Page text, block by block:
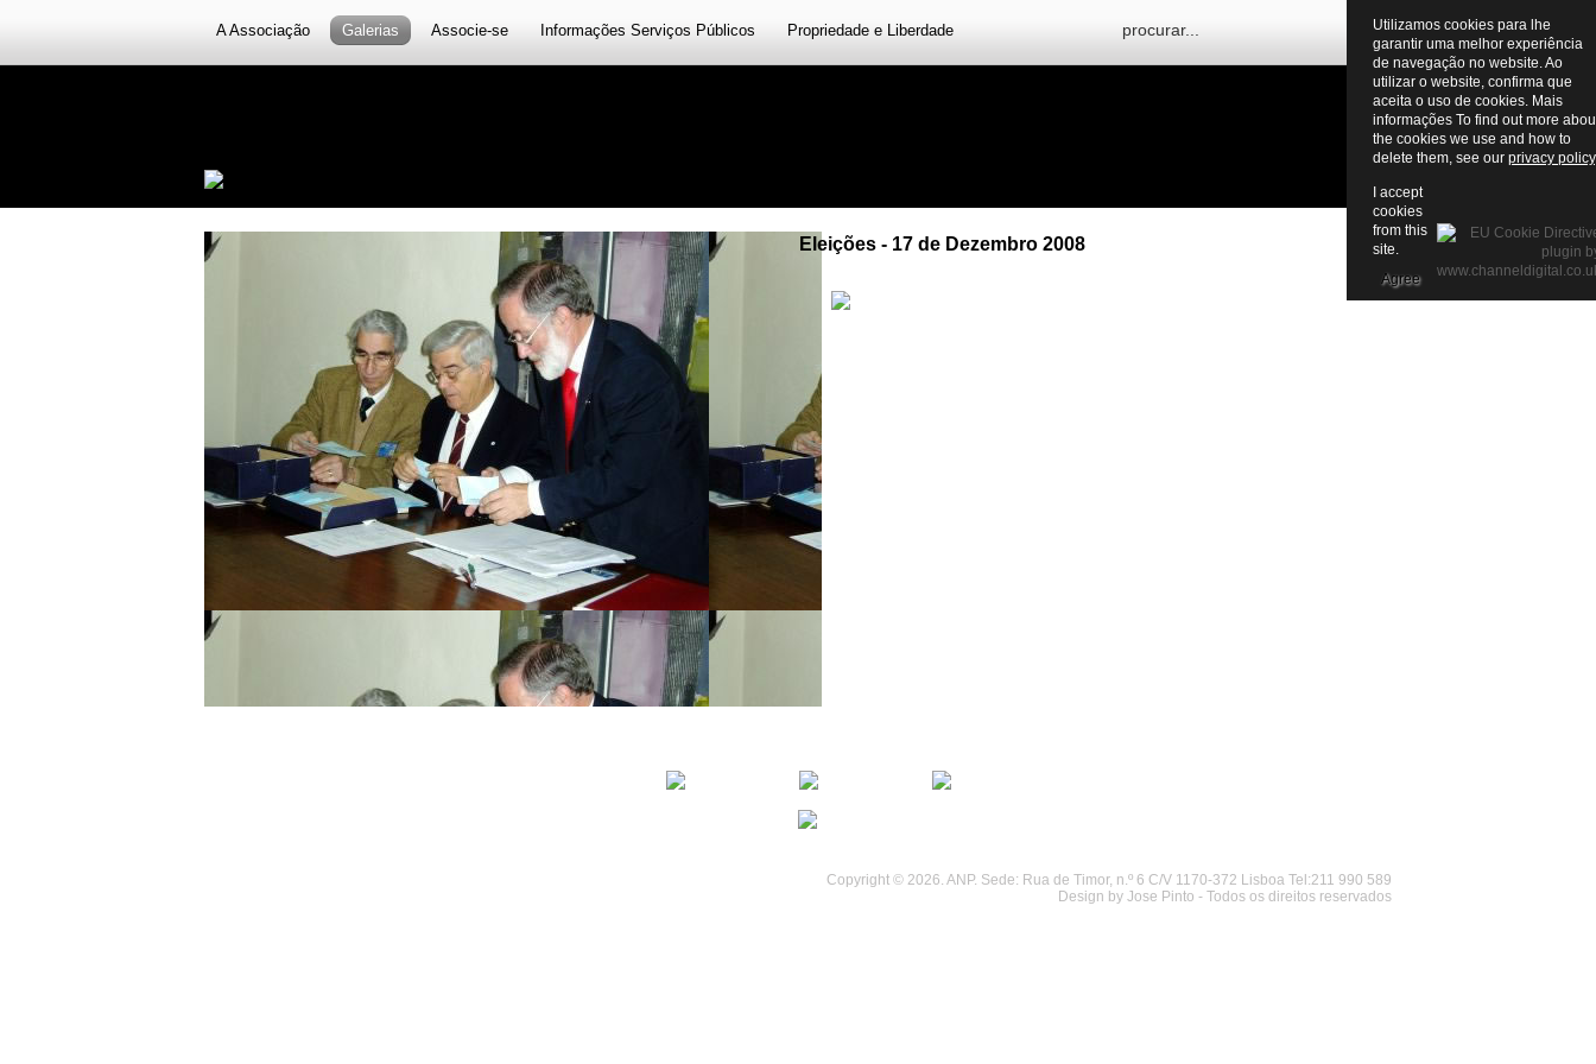
A Associação Galerias Associe-se Informações Serviços Públicos Propriedade e Liberdade
Eleições - 17 de Dezembro 2008
Copyright © 2026. ANP. Sede: Rua de Timor, n.º 6 C/V 1170-372 Lisboa Tel:211 990 589
Design by Jose Pinto - Todos os direitos reservados
Utilizamos cookies para lhe
garantir uma melhor experiência
de navegação no website. Ao
utilizar o website, confirma que
aceita o uso de cookies. Mais
informações To find out more
the cookies we use and how to
delete them, see our privacy policy
I accept
cookies
from this
site.
Agree